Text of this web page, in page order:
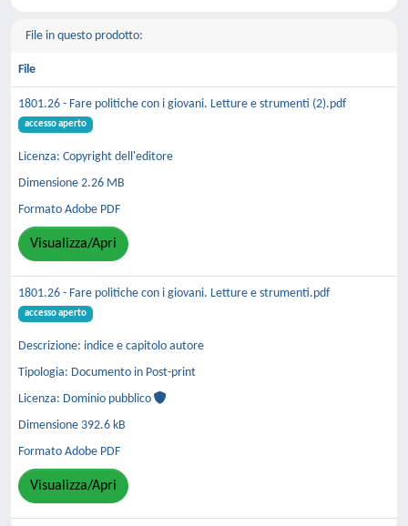
File in questo prodotto:
File
1801.26 - Fare politiche con i giovani. Letture e strumenti (2).pdf
accesso aperto
Licenza: Copyright dell'editore
Dimensione 2.26 MB
Formato Adobe PDF
Visualizza/Apri
1801.26 - Fare politiche con i giovani. Letture e strumenti.pdf
accesso aperto
Descrizione: indice e capitolo autore
Tipologia: Documento in Post-print
Licenza: Dominio pubblico
Dimensione 392.6 kB
Formato Adobe PDF
Visualizza/Apri